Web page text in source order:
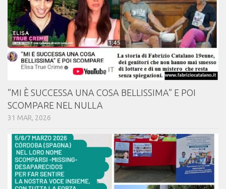
⁠⁠”MI È SUCCESSA UNA COSA BELLISSIMA” E POI
SCOMPARE NEL NULLA
31 MAR, 2026